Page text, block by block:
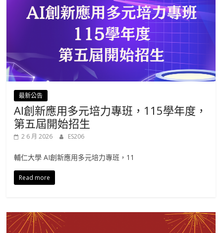
最新公告
AI創新應用多元培力專班，115學年度，
第五屆開始招生
2 6 月 2026 ES206
輔仁大學 AI創新應用多元培力專班，11
Read more